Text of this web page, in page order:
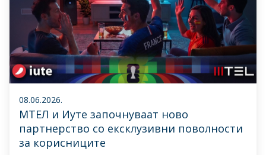
08.06.2026.
МТЕЛ и Иуте започнуваат ново
партнерство со ексклузивни поволности
за корисниците